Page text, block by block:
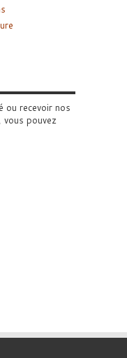
ou recevoir nos
vous pouvez